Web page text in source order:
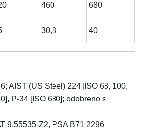
460 680
30,8 40
AIST (US Steel) 224 [ISO 68, 100,
P-34 [ISO 680]; odobreno s
9.55535-Z2, PSA B71 2296,